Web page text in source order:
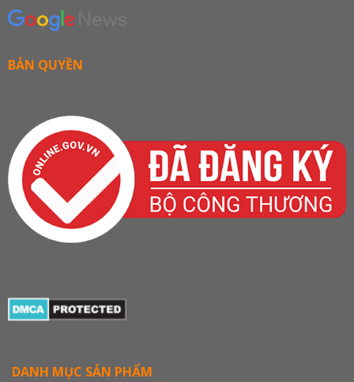
BẢN QUYỀN
DANH MỤC SẢN PHẨM